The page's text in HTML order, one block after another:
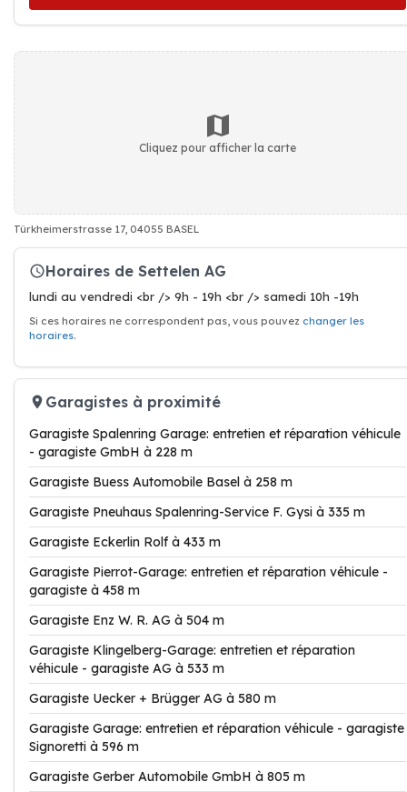
Cliquez pour afficher la carte
Türkheimerstrasse 17, 04055 BASEL
Horaires de Settelen AG
lundi au vendredi <br /> 9h - 19h <br /> samedi 10h -19h
Si ces horaires ne correspondent pas, vous pouvez changer les
horaires.
Garagistes à proximité
Garagiste Spalenring Garage: entretien et réparation véhicule
- garagiste GmbH à 228 m
Garagiste Buess Automobile Basel à 258 m
Garagiste Pneuhaus Spalenring-Service F. Gysi à 335 m
Garagiste Eckerlin Rolf à 433 m
Garagiste Pierrot-Garage: entretien et réparation véhicule -
garagiste à 458 m
Garagiste Enz W. R. AG à 504 m
Garagiste Klingelberg-Garage: entretien et réparation
véhicule - garagiste AG à 533 m
Garagiste Uecker + Brügger AG à 580 m
Garagiste Garage: entretien et réparation véhicule - garagiste
Signoretti à 596 m
Garagiste Gerber Automobile GmbH à 805 m